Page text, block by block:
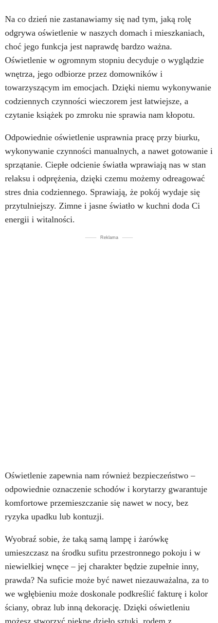
Na co dzień nie zastanawiamy się nad tym, jaką rolę
odgrywa oświetlenie w naszych domach i mieszkaniach,
choć jego funkcja jest naprawdę bardzo ważna.
Oświetlenie w ogromnym stopniu decyduje o wyglądzie
wnętrza, jego odbiorze przez domowników i
towarzyszącym im emocjach. Dzięki niemu wykonywanie
codziennych czynności wieczorem jest łatwiejsze, a
czytanie książek po zmroku nie sprawia nam kłopotu.
Odpowiednie oświetlenie usprawnia pracę przy biurku,
wykonywanie czynności manualnych, a nawet gotowanie i
sprzątanie. Ciepłe odcienie światła wprawiają nas w stan
relaksu i odprężenia, dzięki czemu możemy odreagować
stres dnia codziennego. Sprawiają, że pokój wydaje się
przytulniejszy. Zimne i jasne światło w kuchni doda Ci
energii i witalności.
Reklama
Oświetlenie zapewnia nam również bezpieczeństwo –
odpowiednie oznaczenie schodów i korytarzy gwarantuje
komfortowe przemieszczanie się nawet w nocy, bez
ryzyka upadku lub kontuzji.
Wyobraź sobie, że taką samą lampę i żarówkę
umieszczasz na środku sufitu przestronnego pokoju i w
niewielkiej wnęce – jej charakter będzie zupełnie inny,
prawda? Na suficie może być nawet niezauważalna, za to
we wgłębieniu może doskonale podkreślić fakturę i kolor
ściany, obraz lub inną dekorację. Dzięki oświetleniu
możesz stworzyć piękne dzieło sztuki, rodem z